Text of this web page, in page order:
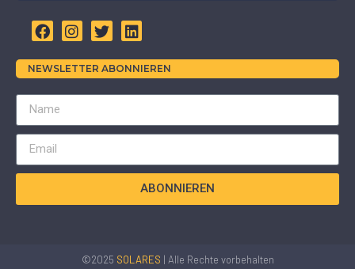
NEWSLETTER ABONNIEREN
ABONNIEREN
©2025 SOLARES | Alle Rechte vorbehalten